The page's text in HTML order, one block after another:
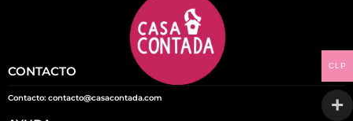
CONTACTO
Contacto: contacto@casacontada.com
CLP